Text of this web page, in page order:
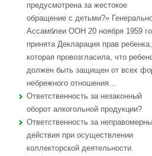
предусмотрена за жестокое
обращение с детьми?»
Ассамблеи ООН 20 ноября 1959
принята Декларация прав ребенка,
которая провозгласила, что
должен быть защищен от всех
небрежного отношения...
Ответственность за незаконный
оборот алкогольной продукции?
Ответственность за
действия при осуществлении
коллекторской деятельности.